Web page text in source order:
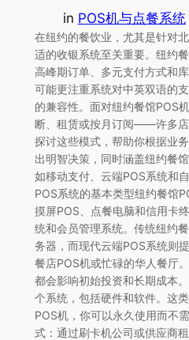
in POS机与点餐系统
在纽约的餐饮业，尤其是针对
适的收银系统至关重要。纽约
高峰期订单、多元支付方式和
可能更注重系统对中英双语的
的兼容性。面对纽约餐馆
断、租赁或按月订阅——许多店
探讨这些模式，帮助你根据业
出明智决策，同时涵盖纽约餐
如移动支付、云端POS系统和
POS系统的基本类型纽约餐馆
摸屏POS、点餐电脑和信用卡
统和会员管理系统。传统纽约
务器，而现代云端POS系统则
餐店POS机或忙碌的华人餐厅
都会影响初始投资和长期成本
个系统，包括硬件和软件。这
POS机，你可以永久使用而不
式：通过刷卡机公司或供应商